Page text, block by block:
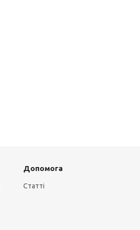
Допомога
Статті